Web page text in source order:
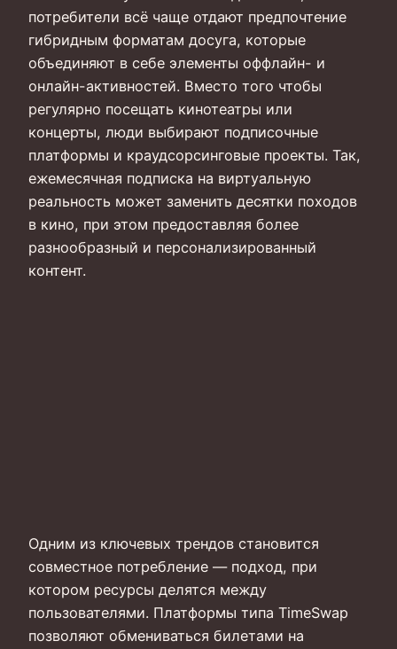
потребители всё чаще отдают предпочтение
гибридным форматам досуга, которые
объединяют в себе элементы оффлайн- и
онлайн-активностей. Вместо того чтобы
регулярно посещать кинотеатры или
концерты, люди выбирают подписочные
платформы и краудсорсинговые проекты. Так,
ежемесячная подписка на виртуальную
реальность может заменить десятки походов
в кино, при этом предоставляя более
разнообразный и персонализированный
контент.
Одним из ключевых трендов становится
совместное потребление — подход, при
котором ресурсы делятся между
пользователями. Платформы типа TimeSwap
позволяют обмениваться билетами на